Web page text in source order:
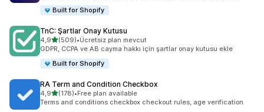
Built for Shopify
TnC: Şartlar Onay Kutusu
4,95 yıldız üzerinden
(509)
toplam 509 değerlendirme
•Ücretsiz plan mevcut
GDPR, CCPA ve AB cayma hakkı için şartlar onay kutusu ekle
Built for Shopify
RA Term and Condition Checkbox
4,95 yıldız üzerinden
(178)
toplam 178 değerlendirme
•Free plan available
Terms and conditions checkbox checkout rules, age verification